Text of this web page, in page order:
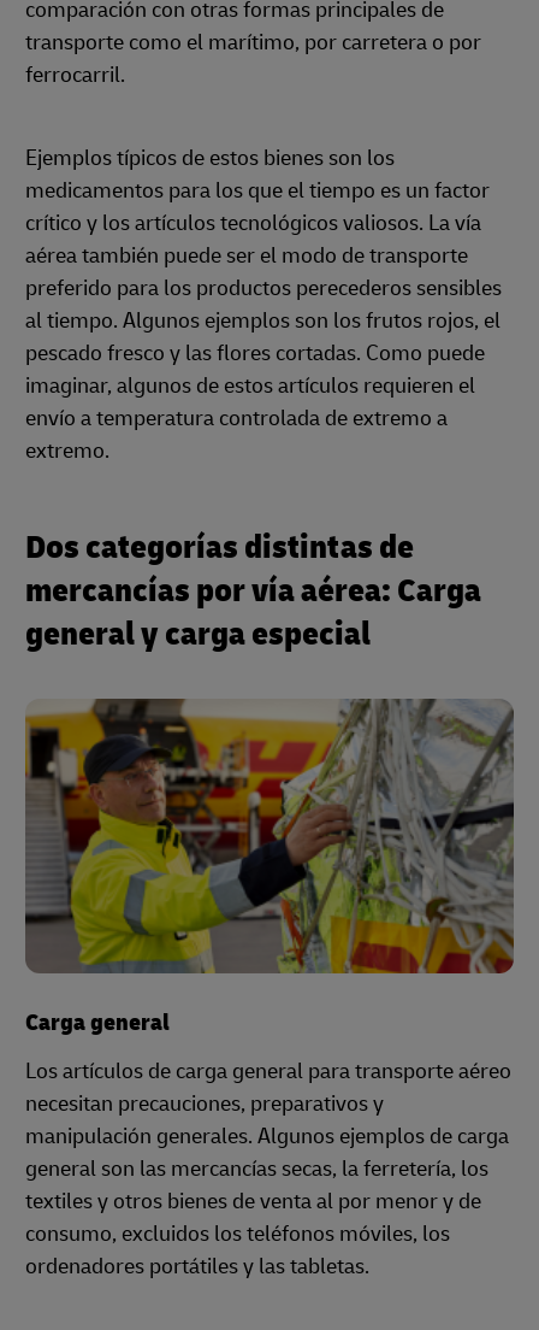
comparación con otras formas principales de
transporte como el marítimo, por carretera o por
ferrocarril.
Ejemplos típicos de estos bienes son los
medicamentos para los que el tiempo es un factor
crítico y los artículos tecnológicos valiosos. La vía
aérea también puede ser el modo de transporte
preferido para los productos perecederos sensibles
al tiempo. Algunos ejemplos son los frutos rojos, el
pescado fresco y las flores cortadas. Como puede
imaginar, algunos de estos artículos requieren el
envío a temperatura controlada de extremo a
extremo.
Dos categorías distintas de
mercancías por vía aérea: Carga
general y carga especial
Carga general
Los artículos de carga general para transporte aéreo
necesitan precauciones, preparativos y
manipulación generales. Algunos ejemplos de carga
general son las mercancías secas, la ferretería, los
textiles y otros bienes de venta al por menor y de
consumo, excluidos los teléfonos móviles, los
ordenadores portátiles y las tabletas.